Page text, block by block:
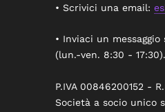
• Scrivici una email:
• Inviaci un
(lun.-ven. 8:30 - 17:30).
P.IVA 00846200152 -
Società a socio unico